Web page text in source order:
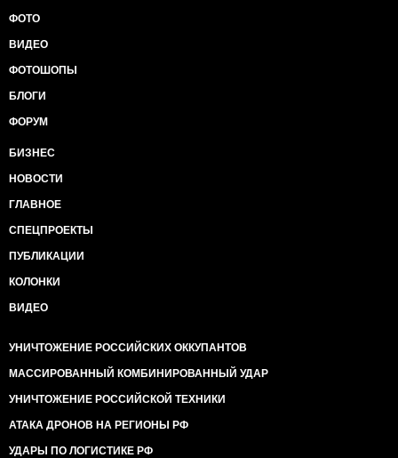
ФОТО
ВИДЕО
ФОТОШОПЫ
БЛОГИ
ФОРУМ
БИЗНЕС
НОВОСТИ
ГЛАВНОЕ
СПЕЦПРОЕКТЫ
ПУБЛИКАЦИИ
КОЛОНКИ
ВИДЕО
УНИЧТОЖЕНИЕ РОССИЙСКИХ ОККУПАНТОВ
МАССИРОВАННЫЙ КОМБИНИРОВАННЫЙ УДАР
УНИЧТОЖЕНИЕ РОССИЙСКОЙ ТЕХНИКИ
АТАКА ДРОНОВ НА РЕГИОНЫ РФ
УДАРЫ ПО ЛОГИСТИКЕ РФ